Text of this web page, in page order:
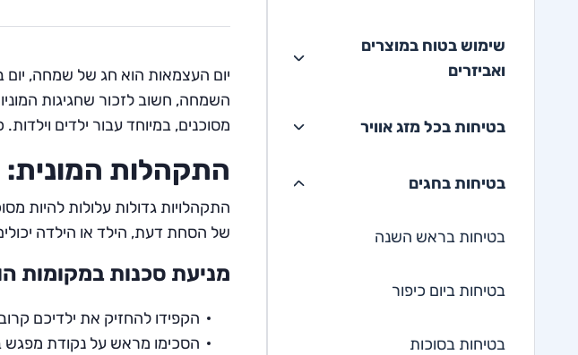
שימוש בטוח במוצרים
ואביזרים
בטיחות בכל מזג אוויר
בטיחות בחגים
בטיחות בראש השנה
בטיחות ביום כיפור
בטיחות בסוכות
יום העצמאות הוא חג של שמחה, יום
השמחה, חשוב לזכור שחגיגות
מסוכנים, במיוחד עבור ילדים
התקהלות המונית:
התקהלויות גדולות עלולות להיות
של הסחת דעת, הילד או הילדה
מניעת סכנות במקומות
הקפידו להחזיק את ילדיכם
הסכימו מראש על נקודת מפגש